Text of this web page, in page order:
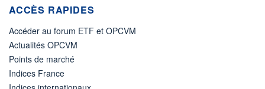
ACCÈS RAPIDES
Accéder au forum ETF et OPCVM
Actualités OPCVM
Points de marché
Indices France